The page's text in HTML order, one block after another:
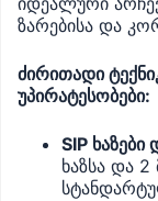
ზარებისა და
ძირითადი
უპირატესობები:
SIP ხაზები
ხაზსა და